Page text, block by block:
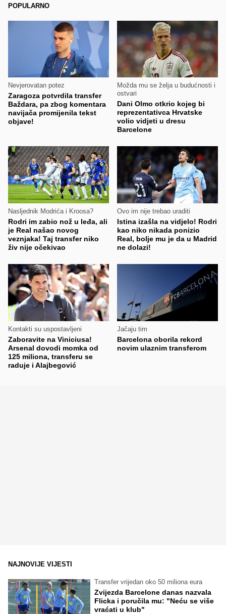
POPULARNO
Nevjerovatan potez
Zaragoza potvrdila transfer
Baždara, pa zbog komentara
navijača promijenila tekst
objave!
Možda mu se želja u budućnosti i
ostvari
Dani Olmo otkrio kojeg bi
reprezentativca Hrvatske
volio vidjeti u dresu
Barcelone
Nasljednik Modrića i Kroosa?
Rodri im zabio nož u leđa, ali
je Real našao novog
veznjaka! Taj transfer niko
živ nije očekivao
Ovo im nije trebao uraditi
Istina izašla na vidjelo! Rodri
kao niko nikada ponizio
Real, bolje mu je da u Madrid
ne dolazi!
Kontakti su uspostavljeni
Zaboravite na Viniciusa!
Arsenal dovodi momka od
125 miliona, transferu se
raduje i Alajbegović
Jačaju tim
Barcelona oborila rekord
novim ulaznim transferom
NAJNOVIJE VIJESTI
Transfer vrijedan oko 50 miliona eura
Zvijezda Barcelone danas nazvala
Flicka i poručila mu: "Neću se više
vraćati u klub"